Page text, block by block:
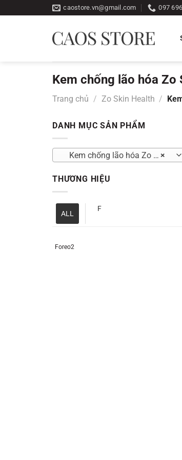
qua
caostore.vn@gmail.com 097
Kem chống lão hóa Zo
Trang chủ / Zo Skin Health /
DANH MỤC SẢN PHẨM
×
Kem chống lão hóa Zo Skin Health
THƯƠNG HIỆU
ALL
F
Foreo2